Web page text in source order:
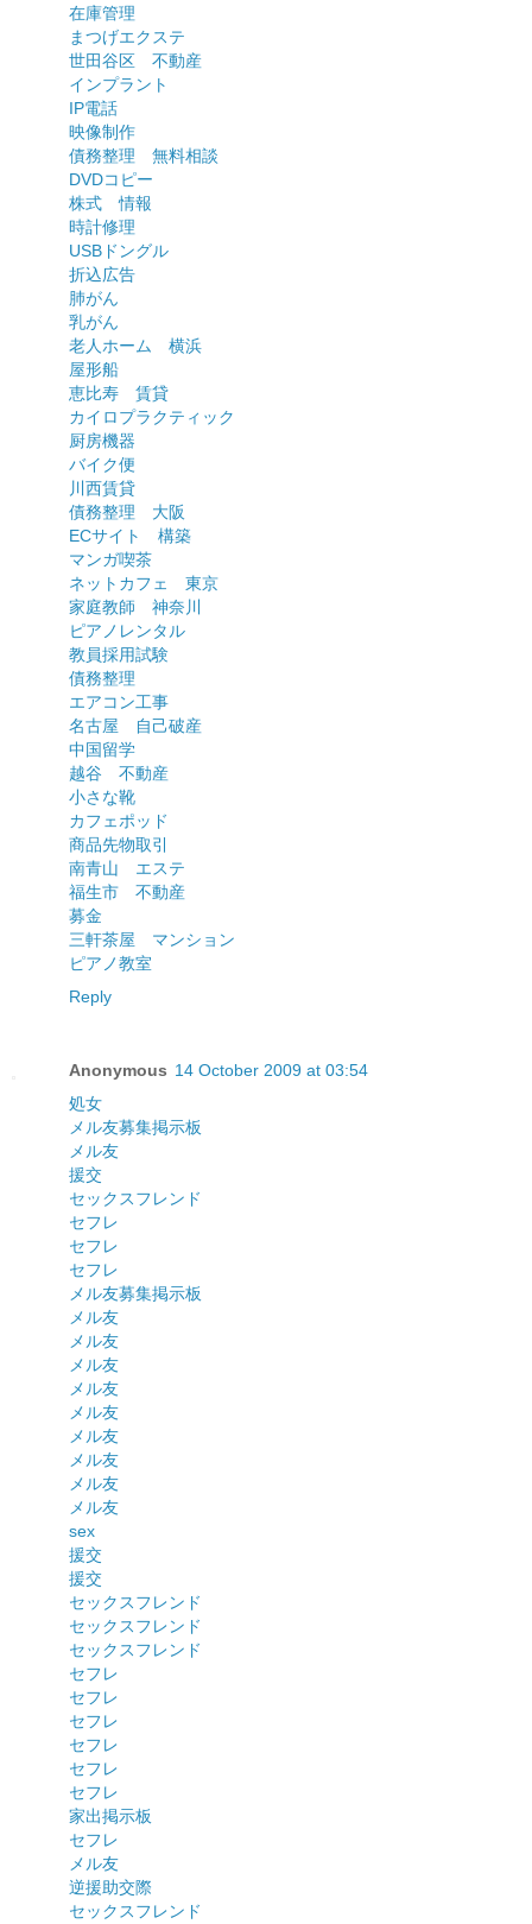
在庫管理
まつげエクステ
世田谷区 不動産
インプラント
IP電話
映像制作
債務整理 無料相談
DVDコピー
株式 情報
時計修理
USBドングル
折込広告
肺がん
乳がん
老人ホーム 横浜
屋形船
恵比寿 賃貸
カイロプラクティック
厨房機器
バイク便
川西賃貸
債務整理 大阪
ECサイト 構築
マンガ喫茶
ネットカフェ 東京
家庭教師 神奈川
ピアノレンタル
教員採用試験
債務整理
エアコン工事
名古屋 自己破産
中国留学
越谷 不動産
小さな靴
カフェポッド
商品先物取引
南青山 エステ
福生市 不動産
募金
三軒茶屋 マンション
ピアノ教室
Reply
Anonymous 14 October 2009 at 03:54
処女
メル友募集掲示板
メル友
援交
セックスフレンド
セフレ
セフレ
セフレ
メル友募集掲示板
メル友
メル友
メル友
メル友
メル友
メル友
メル友
メル友
メル友
sex
援交
援交
セックスフレンド
セックスフレンド
セックスフレンド
セフレ
セフレ
セフレ
セフレ
セフレ
セフレ
家出掲示板
セフレ
メル友
逆援助交際
セックスフレンド